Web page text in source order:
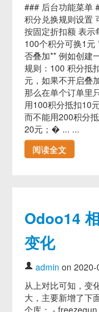
编辑器
登录
### 后台功能菜单
积分兑换规则设置
按固定折扣额 表示
100个积分可换1元
否叠加** 例如创建
规则：100 积分抵
元，如果不开启叠
那么在单个订单里
用100积分抵扣10元
而不能用200积分
20元；� ... ...
阅读全文
Odoo14
变化
admin on 2020-
从上对比可知，变
大，主要新增了下
个库： - freezegun